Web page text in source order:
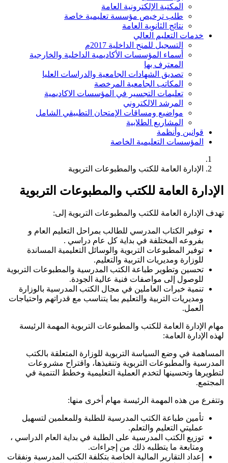
المكتبة الإلكترونية العامة
طلب ترخيص مؤسسة تعليمية خاصة
نتائج الثانوية العامة
خدمات التعليم العالي
التسجيل للمنح الداخلية 2017م
أسماء المؤسسات الأكاديمية الداخلية والخارجية
المعترف بها
تصديق الشهادات الجامعية والدراسات العليا
المكاتب الجامعية المرخصة
تعليمات التجسير في المؤسسات الاكاديمية
المرشد الالكتروني
مواضيع ومساقات الإمتحان التطبيقي الشامل
المشاريع الطلابية
قوانين وأنظمة
المؤسسات التعليمية الخاصة
الإدارة العامة للكتب والمطبوعات التربوية
العامة للكتب والمطبوعات التربوية
الإدارة العامة للكتب والمطبوعات التربوية إلى:
توفير الكتاب المدرسي للطالب بمراحل التعليم العام و
بفروعه المختلفة في بداية كل عام دراسي .
توفير المطبوعات التربوية والوسائل التعليمية المساندة
للوزارة ومديريات التربية والتعليم.
تحسين وتطوير طباعة الكتب المدرسية والمطبوعات التربوية
للوصول إلى مواصفات فنية عالية الجودة.
تنمية خبرات العاملين في مجال الكتب المدرسية بالوزارة
ومديريات التربية والتعليم بما يتناسب مع قدراتهم واحتياجات
العمل.
الإدارة العامة للكتب والمطبوعات التربوية المهمة الرئيسة
الإدارة العامة:
في وضع السياسة التربوية للوزارة المتعلقة بالكتب
والمطبوعات التربوية وتنفيذها، واقتراح مشروعات
وتحسينها لتخدم العملية التعليمية وخطط التنمية في
من هذه المهمة الرئيسة مهام أخرى منها:
تأمين طباعة الكتب المدرسية للطلبة وللمعلمين لتسهيل
عمليتي التعليم والتعلم.
توزيع الكتب المدرسية على الطلبة في بداية العام الدراسي ،
ومتابعة ما يتطلبه ذلك من إجراءات.
إعداد التقارير المالية الخاصة بتكلفة الكتب المدرسية ونفقات